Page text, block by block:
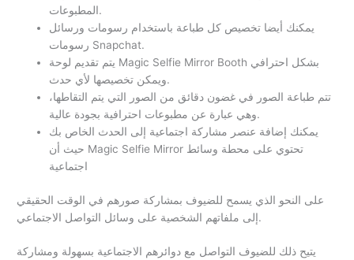
المطبوعات.
يمكنك أيضا تخصيص كل طباعة باستخدام رسومات ورسائل
رسومات Snapchat.
يتم تقديم لوحة Magic Selfie Mirror Booth بشكل احترافي
ويمكن تخصيصها لأي حدث.
تتم طباعة الصور في غضون دقائق من الصور التي يتم التقاطها،
وهي عبارة عن مطبوعات احترافية بجودة عالية.
يمكنك إضافة عنصر مشاركة اجتماعية إلى الحدث الخاص بك
حيث أن Magic Selfie Mirror تحتوي على محطة وسائط
اجتماعية
على النحو الذي يسمح للضيوف بمشاركة صورهم في الوقت الحقيقي
إلى ملفاتهم الشخصية على وسائل التواصل الاجتماعي.
يتيح ذلك للضيوف التواصل مع دوائرهم الاجتماعية بسهولة ومشاركة